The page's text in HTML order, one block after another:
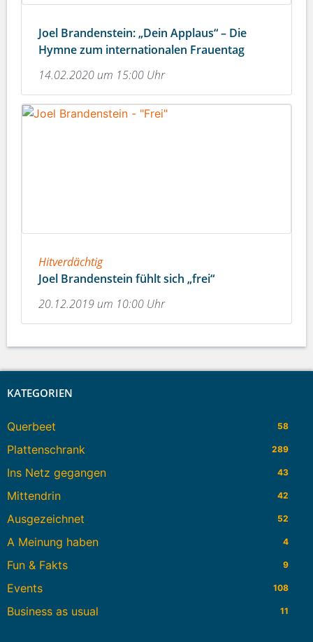
Joel Brandenstein: „Dein Applaus“ – Die
Hymne zum internationalen Frauentag
14.02.2020 um 15:00 Uhr
Hitverdächtig
Joel Brandenstein fühlt sich „frei“
20.12.2019 um 10:00 Uhr
KATEGORIEN
Querbeet 58
Plattenschrank 289
Ins Netz gegangen 43
Mittendrin 42
Ausgezeichnet 52
A Meinung haben 4
Fun & Fakts 9
Events 108
Business as usual 11